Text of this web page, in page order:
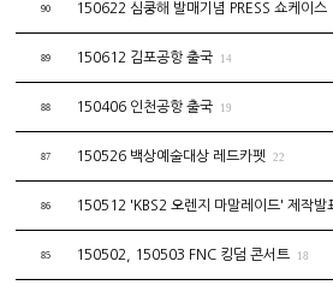
90 150622 심쿵해 발매기념 PRESS 쇼케이스
89 150612 김포공항 출국 14
88 150406 인천공항 출국 19
87 150526 백상예술대상 레드카펫 22
86 150512 'KBS2 오렌지 마말레이드' 제작발
85 150502, 150503 FNC 킹덤 콘서트 18